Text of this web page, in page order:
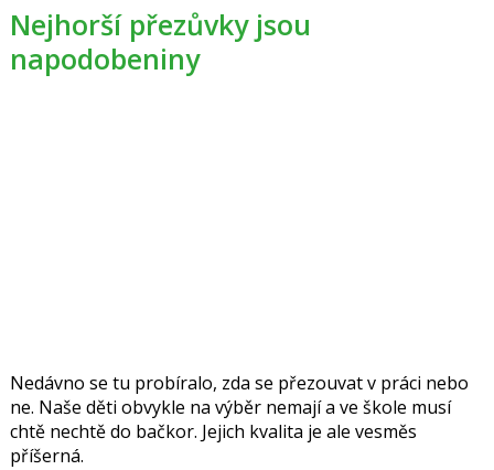
Nejhorší přezůvky jsou
napodobeniny
Nedávno se tu probíralo, zda se přezouvat v práci nebo
ne. Naše děti obvykle na výběr nemají a ve škole musí
chtě nechtě do bačkor. Jejich kvalita je ale vesměs
příšerná.